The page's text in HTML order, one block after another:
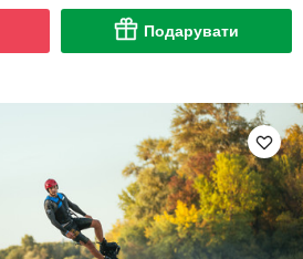
Подарувати